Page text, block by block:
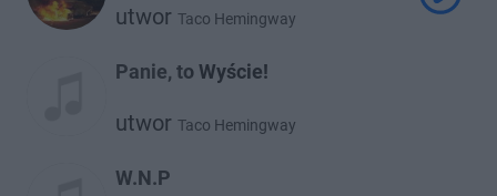
utwor Taco Hemingway
Panie, to Wyście!
utwor Taco Hemingway
W.N.P